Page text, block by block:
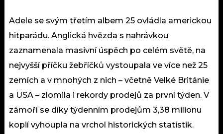
Adele se svým třetím albem 25 ovládla americkou
hitparádu. Anglická hvězda s nahrávkou
zaznamenala masivní úspěch po celém světě, na
nejvyšší příčku žebříčků vystoupala ve více než 25
zemích a v mnohých z nich – včetně Velké Británie
a USA – zlomila i rekordy prodejů za první týden. V
zámoří se díky týdenním prodejům 3,38 milionu
kopií vyhoupla na vrchol historických statistik.